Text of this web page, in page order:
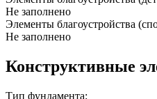
Не заполнено
Элементы благоустройства
Не заполнено
Конструктивные
Тип фундамента: